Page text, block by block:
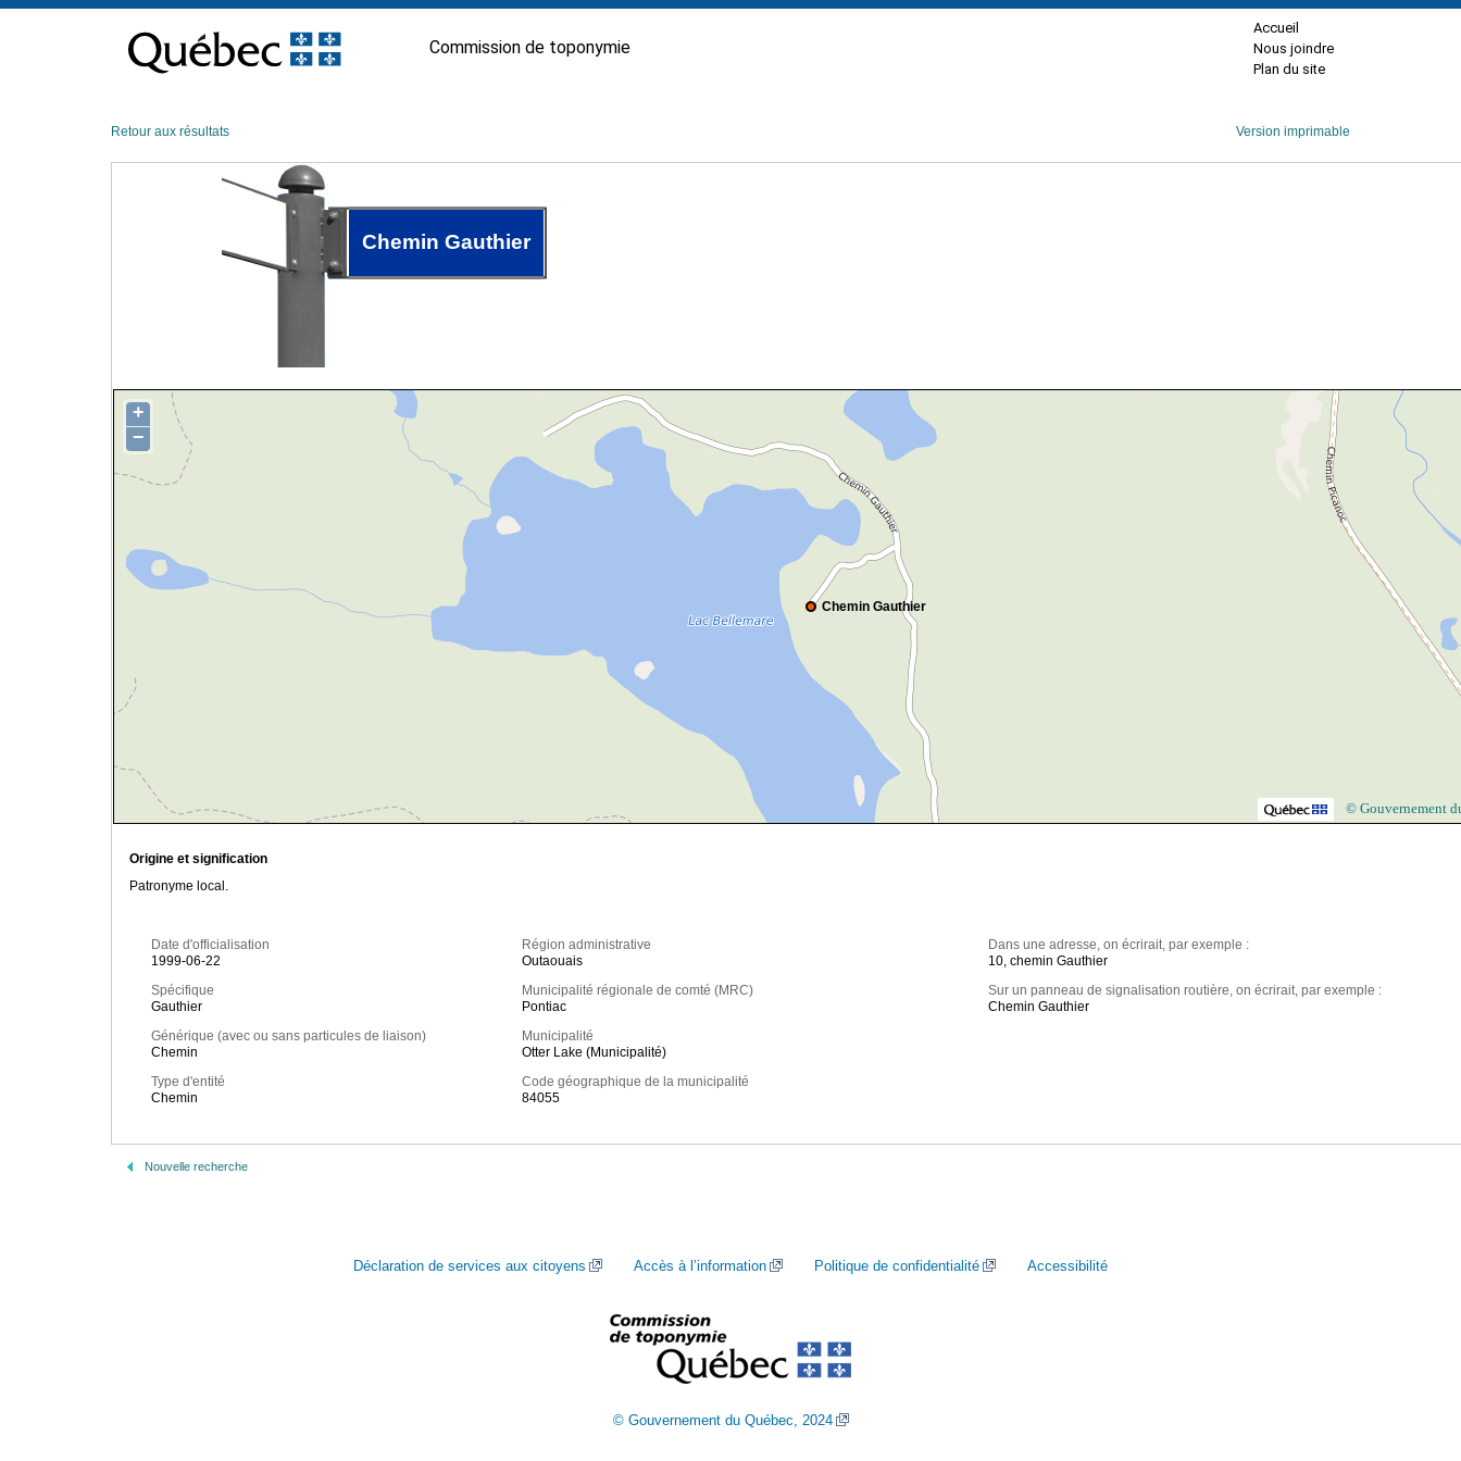
contenu
Commission de toponymie
Accueil
Nous joindre
Plan du site
Retour aux résultats Version imprimable
Chemin Gauthier
Chemin Gauthier
+
−
© Gouvernement
Origine et signification
Patronyme local.
Date d'officialisation
1999-06-22
Spécifique
Gauthier
Générique (avec ou sans particules de liaison)
Chemin
Type d'entité
Chemin
Région administrative
Outaouais
Municipalité régionale de comté (MRC)
Pontiac
Municipalité
Otter Lake (Municipalité)
Code géographique de la municipalité
84055
Dans une adresse, on écrirait, par exemple :
10, chemin Gauthier
Sur un panneau de signalisation routière, on écrirait, par exemple :
Chemin Gauthier
Nouvelle recherche
Déclaration de services aux citoyens Accès à l’information Politique de confidentialité Accessibilité
© Gouvernement du Québec, 2024